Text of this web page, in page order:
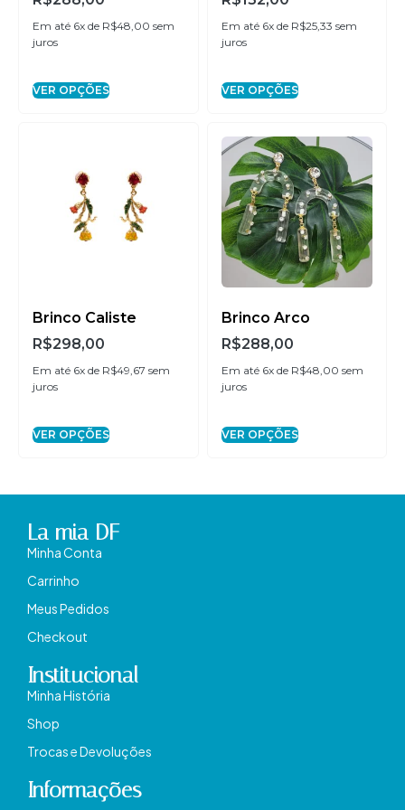
Em até 6x de R$48,00 sem
juros
VER OPÇÕES
Em até 6x de R$25,33 sem
juros
VER OPÇÕES
Brinco Caliste
R$298,00
Em até 6x de R$49,67 sem
juros
VER OPÇÕES
Brinco Arco
R$288,00
Em até 6x de R$48,00 sem
juros
VER OPÇÕES
La mia DF
Minha Conta
Carrinho
Meus Pedidos
Checkout
Institucional
Minha História
Shop
Trocas e Devoluções
Informações